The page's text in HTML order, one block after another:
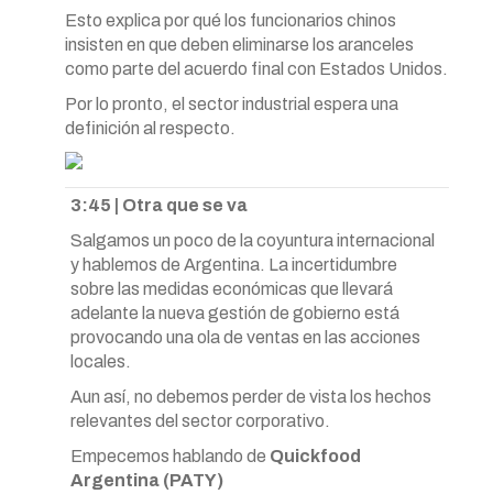
Esto explica por qué los funcionarios chinos
insisten en que deben eliminarse los aranceles
como parte del acuerdo final con Estados Unidos.
Por lo pronto, el sector industrial espera una
definición al respecto.
3:45 | Otra que se va
Salgamos un poco de la coyuntura internacional
y hablemos de Argentina. La incertidumbre
sobre las medidas económicas que llevará
adelante la nueva gestión de gobierno está
provocando una ola de ventas en las acciones
locales.
Aun así, no debemos perder de vista los hechos
relevantes del sector corporativo.
Empecemos hablando de Quickfood
Argentina (PATY)